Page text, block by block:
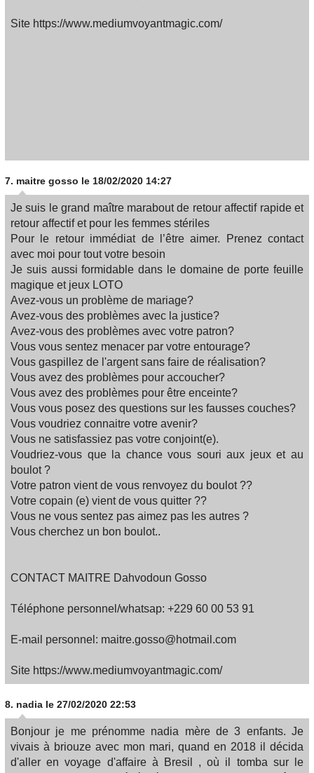
Site https://www.mediumvoyantmagic.com/
7. maitre gosso le 18/02/2020 14:27
Je suis le grand maître marabout de retour affectif rapide et
retour affectif et pour les femmes stériles
Pour le retour immédiat de l’être aimer. Prenez contact
avec moi pour tout votre besoin
Je suis aussi formidable dans le domaine de porte feuille
magique et jeux LOTO
Avez-vous un problème de mariage?
Avez-vous des problèmes avec la justice?
Avez-vous des problèmes avec votre patron?
Vous vous sentez menacer par votre entourage?
Vous gaspillez de l'argent sans faire de réalisation?
Vous avez des problèmes pour accoucher?
Vous avez des problèmes pour être enceinte?
Vous vous posez des questions sur les fausses couches?
Vous voudriez connaitre votre avenir?
Vous ne satisfassiez pas votre conjoint(e).
Voudriez-vous que la chance vous souri aux jeux et au
boulot ?
Votre patron vient de vous renvoyez du boulot ??
Votre copain (e) vient de vous quitter ??
Vous ne vous sentez pas aimez pas les autres ?
Vous cherchez un bon boulot..
CONTACT MAITRE Dahvodoun Gosso
Téléphone personnel/whatsap: +229 60 00 53 91
E-mail personnel: maitre.gosso@hotmail.com
Site https://www.mediumvoyantmagic.com/
8. nadia le 27/02/2020 22:53
Bonjour je me prénomme nadia mère de 3 enfants. Je
vivais à briouze avec mon mari, quand en 2018 il décida
d'aller en voyage d'affaire à Bresil , où il tomba sur le